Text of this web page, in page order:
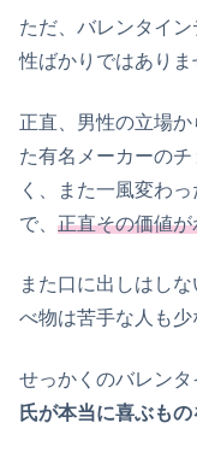
ただ、バレンタイ
性ばかりではありま
正直、男性の立場
た有名メーカーの
く、また一風変わ
で、 正直その価値
また口に出しはし
べ物は苦手な人も少
せっかくのバレンタ
氏が本当に喜ぶも